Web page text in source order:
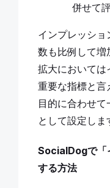
併せて
インプレッショ
数も比例して増
拡大においては
重要な指標と言
目的に合わせ
として設定しま
SocialDogで「
する方法